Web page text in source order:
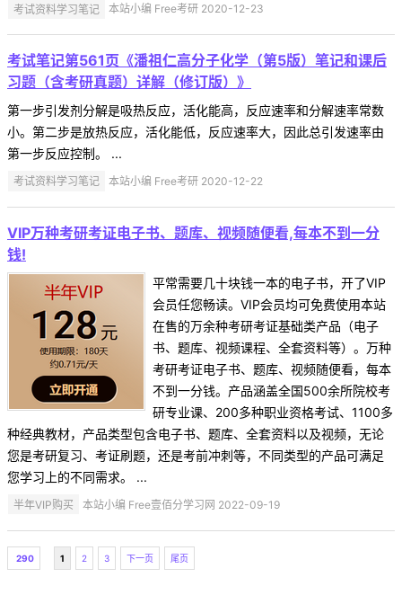
考试资料学习笔记 本站小编 Free考研 2020-12-23
考试笔记第561页《潘祖仁高分子化学（第5版）笔记和课后
习题（含考研真题）详解（修订版）》
第一步引发剂分解是吸热反应，活化能高，反应速率和分解速率常数
小。第二步是放热反应，活化能低，反应速率大，因此总引发速率由
第一步反应控制。 ...
考试资料学习笔记 本站小编 Free考研 2020-12-22
VIP万种考研考证电子书、题库、视频随便看,每本不到一分
钱!
平常需要几十块钱一本的电子书，开了VIP
会员任您畅读。VIP会员均可免费使用本站
在售的万余种考研考证基础类产品（电子
书、题库、视频课程、全套资料等）。万种
考研考证电子书、题库、视频随便看，每本
不到一分钱。产品涵盖全国500余所院校考
研专业课、200多种职业资格考试、1100多
种经典教材，产品类型包含电子书、题库、全套资料以及视频，无论
您是考研复习、考证刷题，还是考前冲刺等，不同类型的产品可满足
您学习上的不同需求。 ...
半年VIP购买 本站小编 Free壹佰分学习网 2022-09-19
290 1 2 3 下一页 尾页